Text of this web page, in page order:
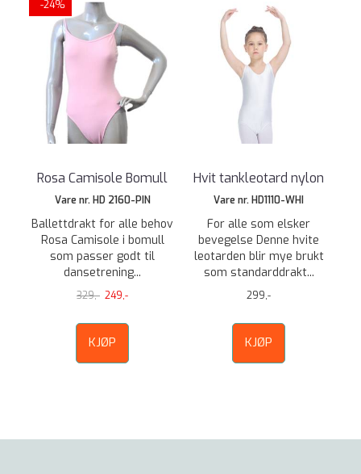
-24%
Rosa Camisole Bomull
Vare nr. HD 2160-PIN
Ballettdrakt for alle behov
Rosa Camisole i bomull
som passer godt til
dansetrening...
329,- 249,-
KJØP
Hvit tankleotard nylon
Vare nr. HD1110-WHI
For alle som elsker
bevegelse Denne hvite
leotarden blir mye brukt
som standarddrakt...
299,-
KJØP